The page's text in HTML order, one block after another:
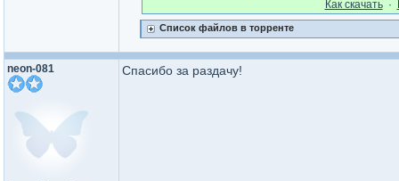
Как cкачать·
Список файлов в торренте
neon-081 Спасибо за раздачу!